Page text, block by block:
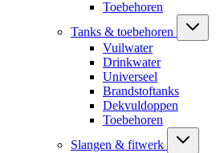
Toebehoren
Tanks & toebehoren
Vuilwater
Drinkwater
Universeel
Brandstoftanks
Dekvuldoppen
Toebehoren
Slangen & fitwerk